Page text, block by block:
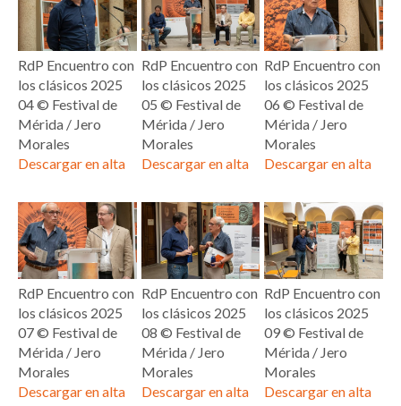
RdP Encuentro con
los clásicos 2025
04 © Festival de
Mérida / Jero
Morales
Descargar en alta
RdP Encuentro con
los clásicos 2025
05 © Festival de
Mérida / Jero
Morales
Descargar en alta
RdP Encuentro con
los clásicos 2025
06 © Festival de
Mérida / Jero
Morales
Descargar en alta
RdP Encuentro con
los clásicos 2025
07 © Festival de
Mérida / Jero
Morales
Descargar en alta
RdP Encuentro con
los clásicos 2025
08 © Festival de
Mérida / Jero
Morales
Descargar en alta
RdP Encuentro con
los clásicos 2025
09 © Festival de
Mérida / Jero
Morales
Descargar en alta